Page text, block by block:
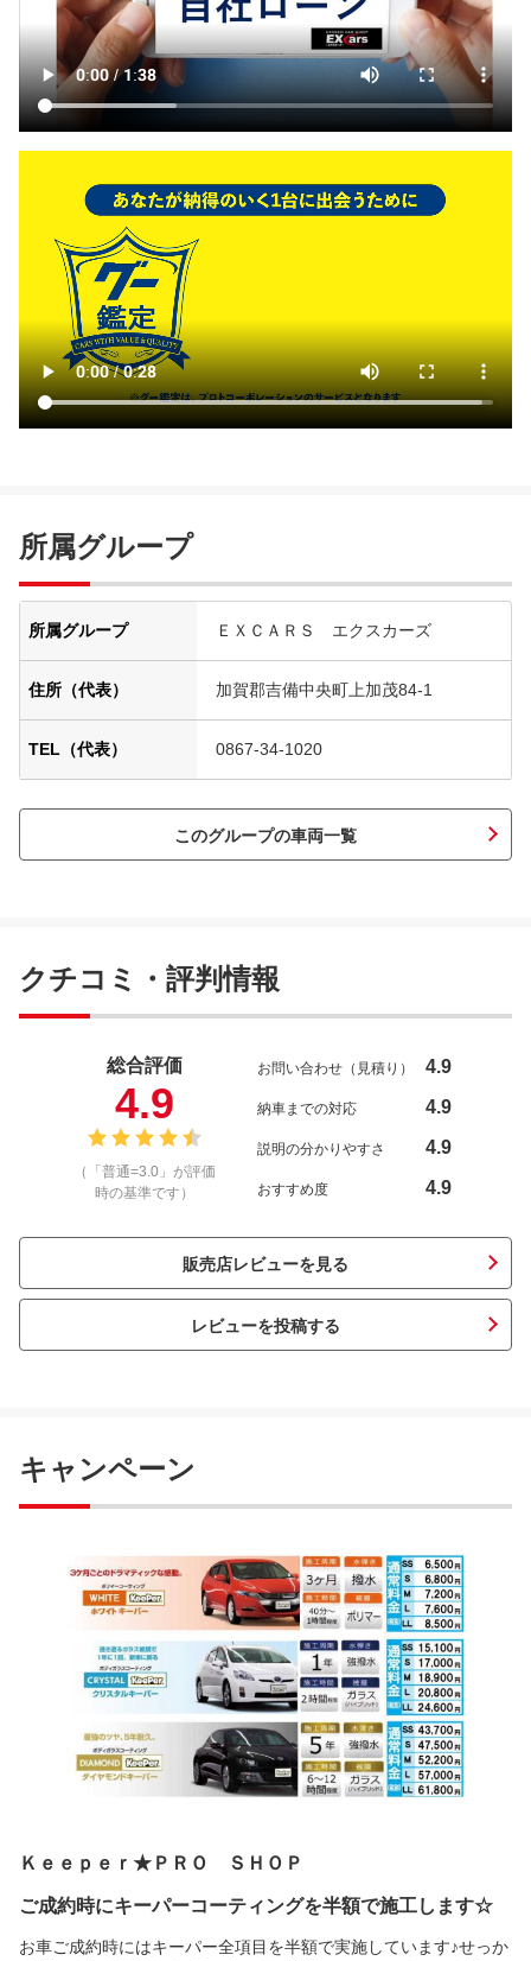
所属グループ
所属グループ ＥＸＣＡＲＳ エクスカーズ
住所（代表） 加賀郡吉備中央町上加茂84-1
TEL（代表） 0867-34-1020
このグループの車両一覧
クチコミ・評判情報
総合評価
4.9
（「普通=3.0」が評価
時の基準です）
お問い合わせ（見積り） 4.9
納車までの対応 4.9
説明の分かりやすさ 4.9
おすすめ度 4.9
販売店レビューを見る
レビューを投稿する
キャンペーン
Ｋｅｅｐｅｒ★ＰＲＯ ＳＨＯＰ
ご成約時にキーパーコーティングを半額で施工します☆
お車ご成約時にはキーパー全項目を半額で実施しています♪せっか